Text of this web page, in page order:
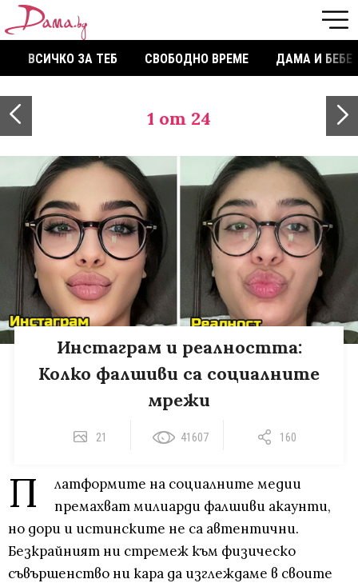
ВСИЧКО ЗА ТЕБ СВОБОДНО ВРЕМЕ ДАМА И БЕБЕ
1 от 24
Инстаграм и реалността:
Колко фалшиви са социалните
мрежи
21 41607 160
П
латформите на социалните медии
премахват милиарди фалшиви акаунти,
но дори и истинските не са автентични.
Безкрайният ни стремеж към физическо
съвършенство ни кара да изглеждаме в своите